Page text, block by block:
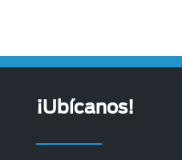
¡Ubícanos!